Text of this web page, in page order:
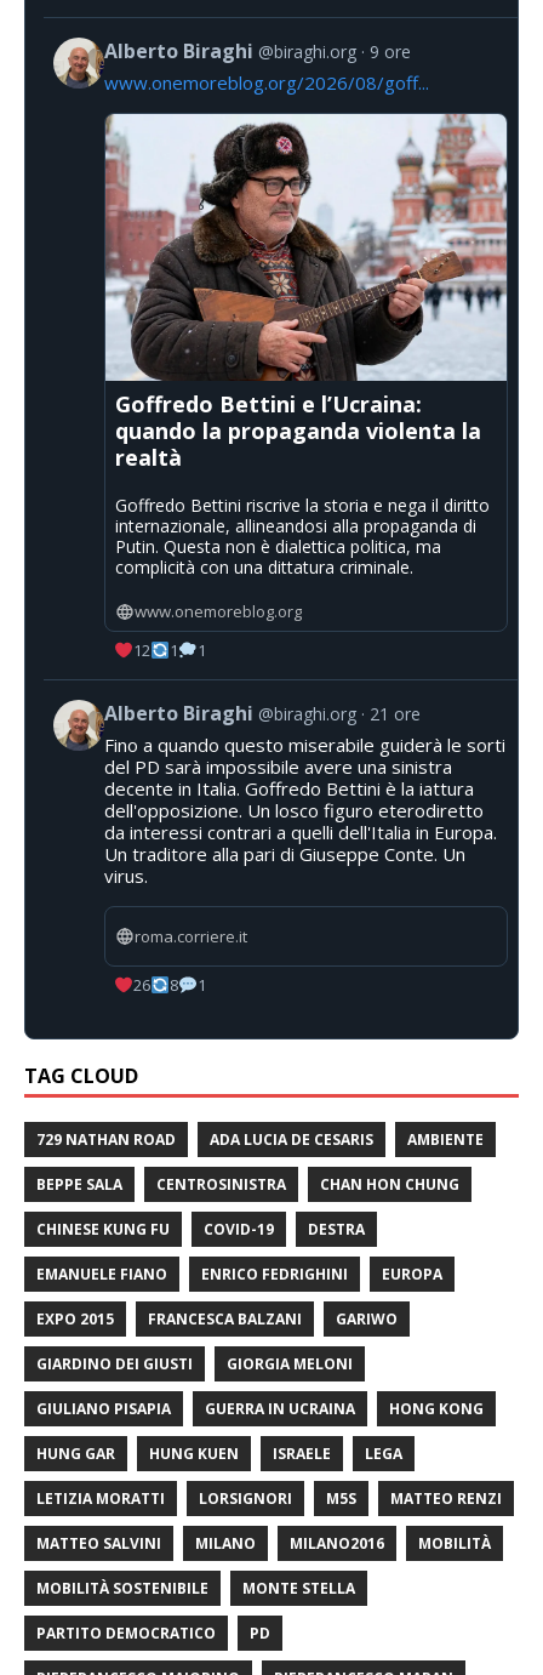
Alberto Biraghi @biraghi.org 9 ore
www.onemoreblog.org/2026/08/goff...
Goffredo Bettini e l’Ucraina:
quando la propaganda violenta la
realtà
Goffredo Bettini riscrive la storia e nega il diritto
internazionale, allineandosi alla propaganda di
Putin. Questa non è dialettica politica, ma
complicità con una dittatura criminale.
www.onemoreblog.org
12
1 1
Alberto Biraghi @biraghi.org 21 ore
Fino a quando questo miserabile guiderà le sorti
del PD sarà impossibile avere una sinistra
decente in Italia. Goffredo Bettini è la iattura
dell'opposizione. Un losco figuro eterodiretto
da interessi contrari a quelli dell'Italia in Europa.
Un traditore alla pari di Giuseppe Conte. Un
virus.
roma.corriere.it
26 8 1
TAG CLOUD
729 NATHAN ROAD ADA LUCIA DE CESARIS AMBIENTE
BEPPE SALA CENTROSINISTRA CHAN HON CHUNG
CHINESE KUNG FU COVID-19 DESTRA
EMANUELE FIANO ENRICO FEDRIGHINI EUROPA
EXPO 2015 FRANCESCA BALZANI GARIWO
GIARDINO DEI GIUSTI GIORGIA MELONI
GIULIANO PISAPIA GUERRA IN UCRAINA HONG KONG
HUNG GAR HUNG KUEN ISRAELE LEGA
LETIZIA MORATTI LORSIGNORI M5S MATTEO RENZI
MATTEO SALVINI MILANO MILANO2016 MOBILITÀ
MOBILITÀ SOSTENIBILE MONTE STELLA
PARTITO DEMOCRATICO PD